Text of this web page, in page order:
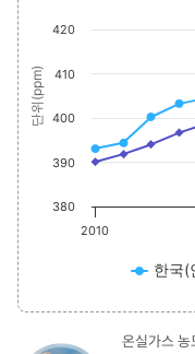
The chart has 1 X axis
The chart has 1 Y axis
단위(ppm)
한국(
2010
380
390
400
410
420
온실가스